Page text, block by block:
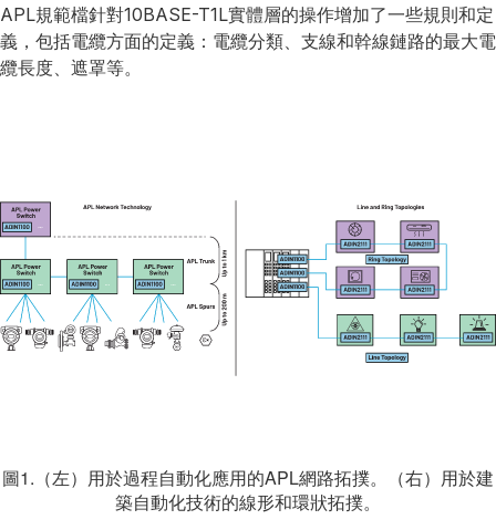
APL規範檔針對10BASE-T1L實體層的操作增加了一些規則和定
義，包括電纜方面的定義：電纜分類、支線和幹線鏈路的最大電
纜長度、遮罩等。
圖1.（左）用於過程自動化應用的APL網路拓撲。（右）用於建
築自動化技術的線形和環狀拓撲。